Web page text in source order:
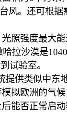
风。还可根据
照强度最大能
拉沙漠是
试验室。
供类似中东
拟欧洲的气
能否正常启